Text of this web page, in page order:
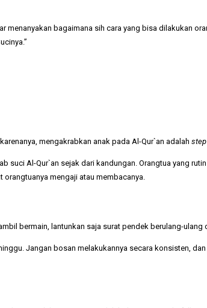
menanyakan bagaimana sih cara yang bisa dilakukan
mengakrabkan anak pada Al-Qur`an adalah step
suci Al-Qur`an sejak dari kandungan. Orangtua yang
mengaji atau membacanya.
bermain, lantunkan saja surat pendek berulang-ulang
Jangan bosan melakukannya secara konsisten, dan